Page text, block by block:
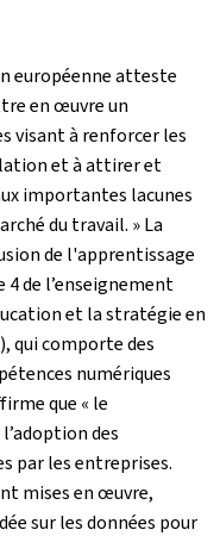
européenne atteste
en œuvre un
visant à renforcer les
et à attirer et
importantes lacunes
du travail. » La
de l'apprentissage
4 de l’enseignement
et la stratégie en
qui comporte des
numériques
que « le
des
par les entreprises.
mises en œuvre,
sur les données pour